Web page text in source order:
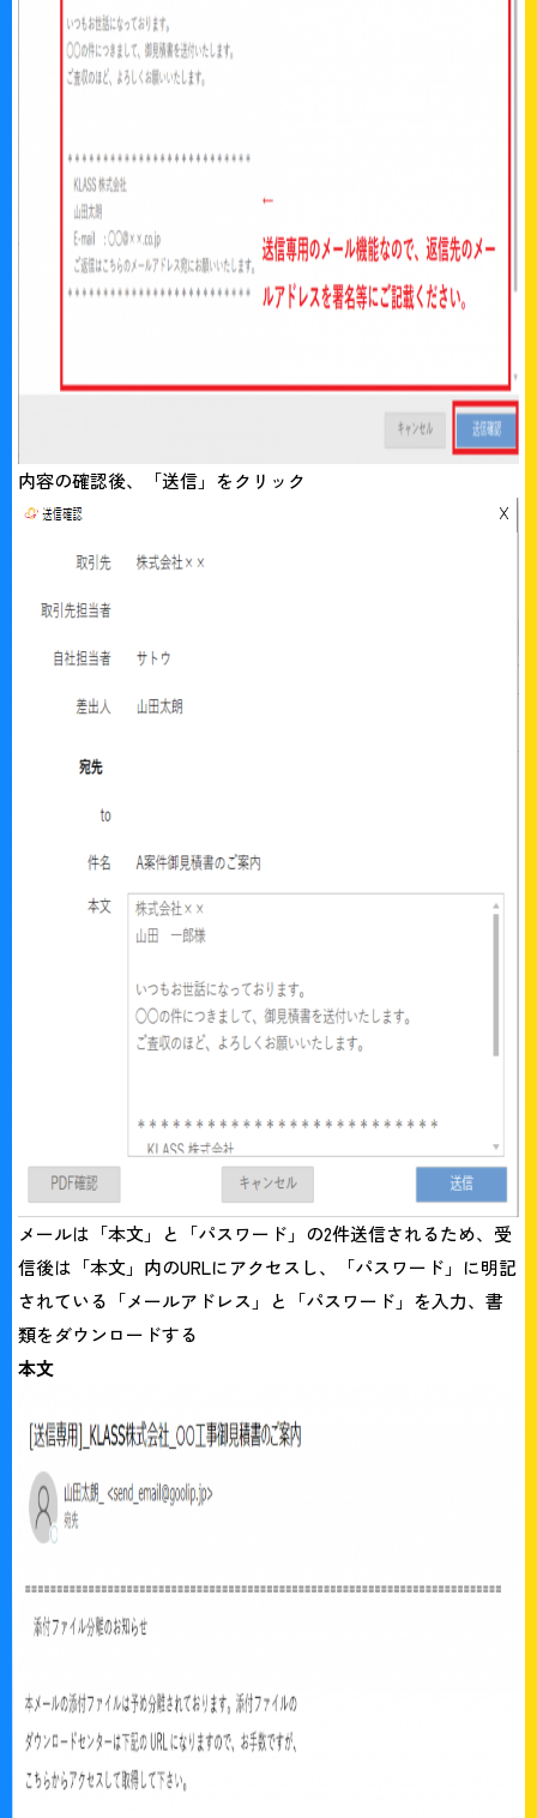
内容の確認後、「送信」をクリック
メールは「本文」と「パスワード」の2件送信されるため、受
信後は「本文」内のURLにアクセスし、「パスワード」に明記
されている「メールアドレス」と「パスワード」を入力、書
類をダウンロードする
本文